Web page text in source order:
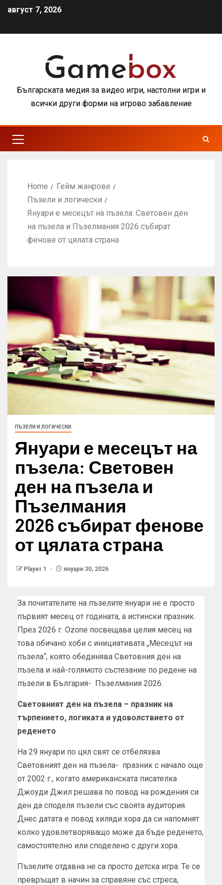
август 7, 2026
Българската медия за видео игри, настолни игри и
всички други форми на игрово забавление
Home
Гейм жанрове
Пъзели и логически
Януари е месецът на пъзела: Световен ден
на пъзела и Пъзелмания 2026 събират
фенове от цялата страна
ПЪЗЕЛИ И ЛОГИЧЕСКИ
Януари е месецът на
пъзела: Световен
ден на пъзела и
Пъзелмания
2026 събират фенове
от цялата страна
Player 1 януари 30, 2026
За почитателите на пъзелите януари не е просто
първият месец от годината, а истински празник.
През 2026 г. Ozone посвещава целия месец на
това обичано хоби с инициативата „Месецът на
пъзела“, която обединява Световния ден на
пъзела и най-голямото състезание по редене на
пъзели в България- Пъзелмания 2026.
Световният ден на пъзела – празник на
търпението, логиката и удоволствието от
реденето
На 29 януари по цял свят се отбелязва
Световният ден на пъзела- празник с начало още
от 2002 г., когато американската писателка
Джоуди Джил решава по повод на рождения си
ден да споделя пъзели със своята аудитория.
Днес датата е повод хиляди хора да си напомнят
колко удовлетворяващо може да бъде реденето,
самостоятелно или споделено с други хора.
Пъзелите отдавна не са просто детска игра. Те се
превръщат в начин за справяне със стреса,